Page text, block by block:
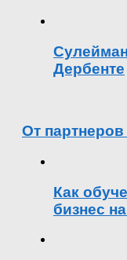
Дербенте
От партнеров
Как
бизнес